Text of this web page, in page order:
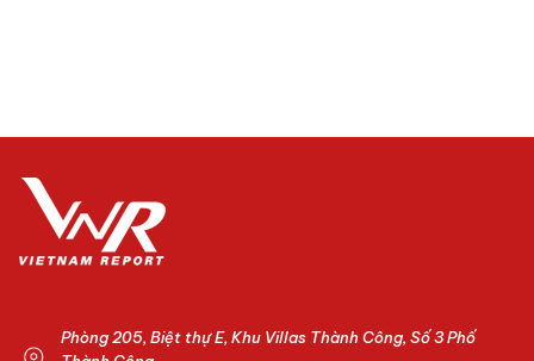
Phòng 205, Biệt thự E, Khu Villas Thành Công, Số 3 Phố